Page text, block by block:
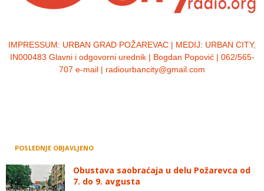
IMPRESSUM: URBAN GRAD POŽAREVAC | MEDIJ: URBAN CITY,
IN000483 Glavni i odgovorni urednik | Bogdan Popović | 062/565-
707 e-mail | radiourbancity@gmail.com
POSLEDNJE OBJAVLJENO
Obustava saobraćaja u delu Požarevca od
7. do 9. avgusta